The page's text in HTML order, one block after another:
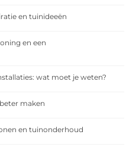
en tuinideeën
en een
wat moet je weten?
maken
en tuinonderhoud